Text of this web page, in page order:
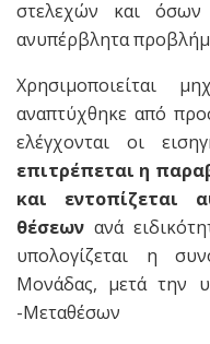
στελεχών και όσων
ανυπέρβλητα
Χρησιμοποιείται
αναπτύχθηκε από
ελέγχονται οι
επιτρέπεται η
και εντοπίζεται
θέσεων ανά
υπολογίζεται η
Μονάδας, μετά την
-Μεταθέσων